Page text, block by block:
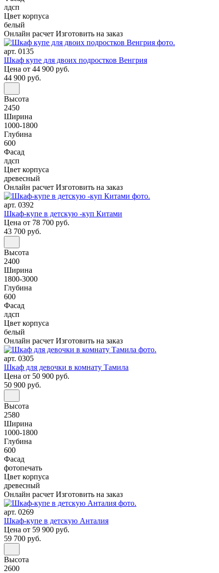
лдсп
Цвет корпуса
белый
Онлайн расчет Изготовить на заказ
арт. 0135
Шкаф купе для двоих подростков Венгрия
Цена от 44 900 руб.
44 900 руб.
Высота
2450
Ширина
1000-1800
Глубина
600
Фасад
лдсп
Цвет корпуса
древесный
Онлайн расчет Изготовить на заказ
арт. 0392
Шкаф-купе в детскую -куп Китами
Цена от 78 700 руб.
43 700 руб.
Высота
2400
Ширина
1800-3000
Глубина
600
Фасад
лдсп
Цвет корпуса
белый
Онлайн расчет Изготовить на заказ
арт. 0305
Шкаф для девочки в комнату Тамила
Цена от 50 900 руб.
50 900 руб.
Высота
2580
Ширина
1000-1800
Глубина
600
Фасад
фотопечать
Цвет корпуса
древесный
Онлайн расчет Изготовить на заказ
арт. 0269
Шкаф-купе в детскую Анталия
Цена от 59 900 руб.
59 700 руб.
Высота
2600